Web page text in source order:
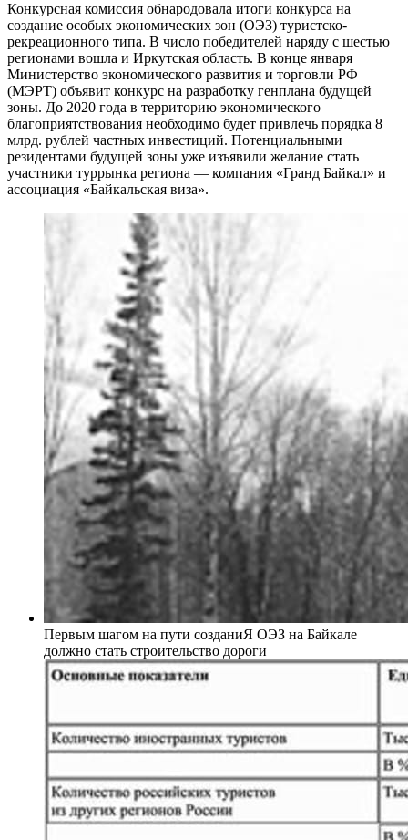
Конкурсная комиссия обнародовала итоги конкурса на
создание особых экономических зон (ОЭЗ) туристско-
рекреационного типа. В число победителей наряду с шестью
регионами вошла и Иркутская область. В конце января
Министерство экономического развития и торговли РФ
(МЭРТ) объявит конкурс на разработку генплана будущей
зоны. До 2020 года в территорию экономического
благоприятствования необходимо будет привлечь порядка 8
млрд. рублей частных инвестиций. Потенциальными
резидентами будущей зоны уже изъявили желание стать
участники туррынка региона — компания «Гранд Байкал» и
ассоциация «Байкальская виза».
Первым шагом на пути созданиЯ ОЭЗ на Байкале
должно стать строительство дороги